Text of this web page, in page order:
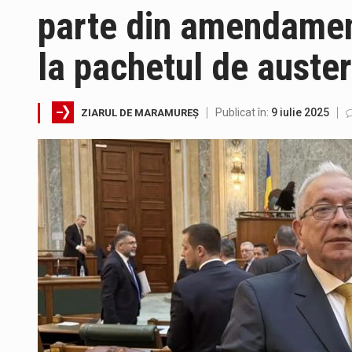
Pe scurt. Statuia lui PINTEA
Fostul deputat si primar
Pompierii militari si un
parte din
la pachetul de
ZIARUL DE MARAMUREȘ Publicat în: 9 iulie 2025